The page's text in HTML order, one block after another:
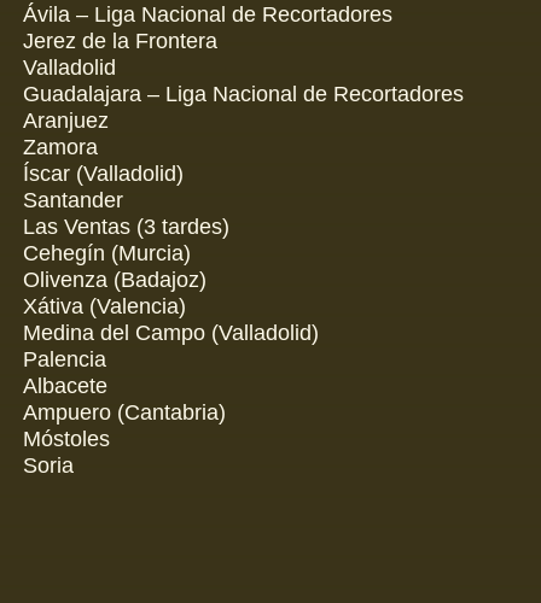
Ávila – Liga Nacional de Recortadores
Jerez de la Frontera
Valladolid
Guadalajara – Liga Nacional de Recortadores
Aranjuez
Zamora
Íscar (Valladolid)
Santander
Las Ventas (3 tardes)
Cehegín (Murcia)
Olivenza (Badajoz)
Xátiva (Valencia)
Medina del Campo (Valladolid)
Palencia
Albacete
Ampuero (Cantabria)
Móstoles
Soria